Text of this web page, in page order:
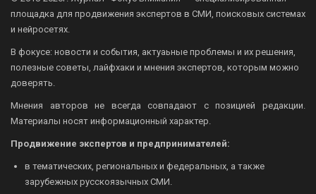
площадка для продвижения экспертов в СМИ, поисковых системах
и нейросетях.
В фокусе: новости и события, актуаьные проблемы и их решения,
полезные советы, лайфхаки и мнения экспертов, которым можно
доверять.
Мнения авторов не всегда совпадают с позицией редакции.
Материалы носят информационный характер.
Продвижение экспертов и предпринимателей:
в тематических, региональных и федеральных, а также
зарубежных русскоязычных СМИ.